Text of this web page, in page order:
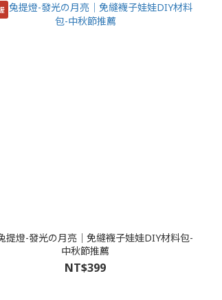
提燈-發光の月亮│免縫襪子娃娃DIY材料包-
中秋節推薦
NT$399